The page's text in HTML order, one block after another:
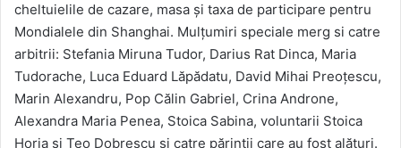
cheltuielile de cazare, masa și taxa de participare pentru
Mondialele din Shanghai. Mulțumiri speciale merg si catre
arbitrii: Stefania Miruna Tudor, Darius Rat Dinca, Maria
Tudorache, Luca Eduard Lăpădatu, David Mihai Preoțescu,
Marin Alexandru, Pop Călin Gabriel, Crina Androne,
Alexandra Maria Penea, Stoica Sabina, voluntarii Stoica
Horia și Teo Dobrescu și catre părinții care au fost alături.